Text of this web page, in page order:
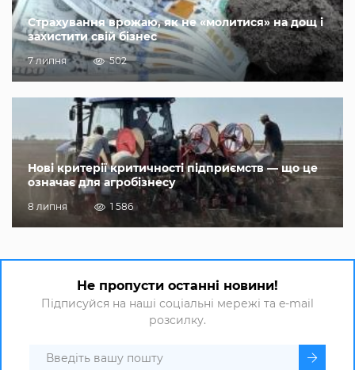
Страхування врожаю, як не «молитися» на дощ і
захистити свій бізнес
7 липня 502
Нові критерії критичності підприємств — що це
означає для агробізнесу
8 липня 1 586
Не пропусти останні новини!
Підписуйся на наші соціальні мережі та e-mail
розсилку.